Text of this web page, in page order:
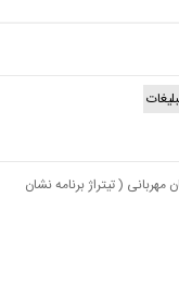
( تیتراژ برنامه نشان